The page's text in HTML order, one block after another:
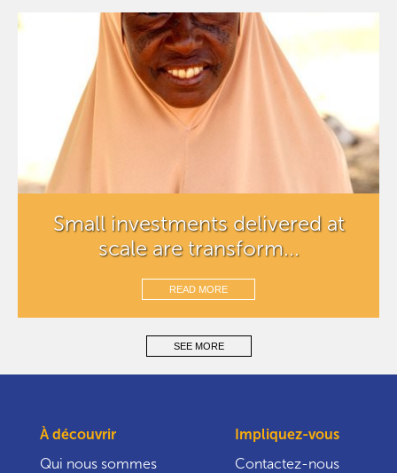
Small investments delivered at
scale are transform...
READ MORE
SEE MORE
À découvrir
Qui nous sommes
Impliquez-vous
Contactez-nous